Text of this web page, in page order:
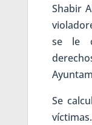
Shabir
se le
Se